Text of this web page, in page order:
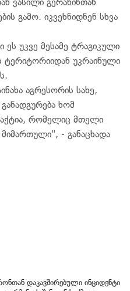
გამო. იკვეხნიდნენ სხვა
უკვე მესამე ტრაგიკული
ტერიტორიიდან უკრაინული
აგრესორის სახე,
ხომ
რომელიც მთელი
- განაცხადა
დაკავშირებული ინციდენტი